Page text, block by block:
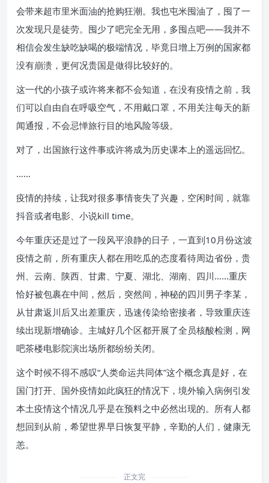
会带来超市里米面油的抢购狂潮。我也屯米囤油了，囤了一
次发现只是徒劳。囤少了吧完全无用，多囤点吧——我并不
相信会发生缺吃缺喝的极端情况，毕竟日增上万例的国家都
没有崩溃，更何况贵国是做得比较好的。
这一代的小孩子或许将来都不会知道，在没有疫情之前，我
们可以自由自在呼吸空气，不用戴口罩，不用关注每天的新
闻通报，不会忌惮旅行目的地风险等级。
对了，出国旅行这件事或许将成为历史课本上的遥远回忆。
……
疫情的持续，让我对很多事情丧失了兴趣，空闲时间，就靠
抖音或者电影、小说kill time。
今年重庆还是过了一段风平浪静的日子，一直到10月份这波
疫情之前，所有重庆人都在用吃瓜的态度看待周边省份，贵
州、云南、陕西、甘肃、宁夏、湖北、湖南、四川……重庆
恰好被包裹在中间，然后，突然间，神秘的四川男子李某，
从甘肃返川后又出差重庆，迅速传染给密接者，导致重庆连
续出现新增确诊。主城好几个区都开展了全员核酸检测，网
吧茶楼电影院演出场所都纷纷关闭。
这个时候不得不感叹“人类命运共同体”这个概念真是好，在
国门打开、国外疫情如此疯狂的情况下，境外输入病例引发
本土疫情这个情况几乎是在预料之中必然出现的。所有人都
想回到从前，希望世界早日恢复平静，辛勤的人们，健康无
恙。
正文完